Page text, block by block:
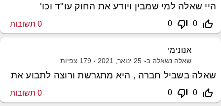
היי שאלה למי שמבין ויודע את החוק עו"ד וכו'
thumb_up_off_alt
0
thumb_down_off_alt
0
0 תשובות
אנונימי
שאלה נשאלה ב- 25 ינואר, 2021 179 צפיות
שאלה בשביל חברה , היא מתגרשת ורוצה לתבוע את
thumb_up_off_alt
0
thumb_down_off_alt
0
0 תשובות